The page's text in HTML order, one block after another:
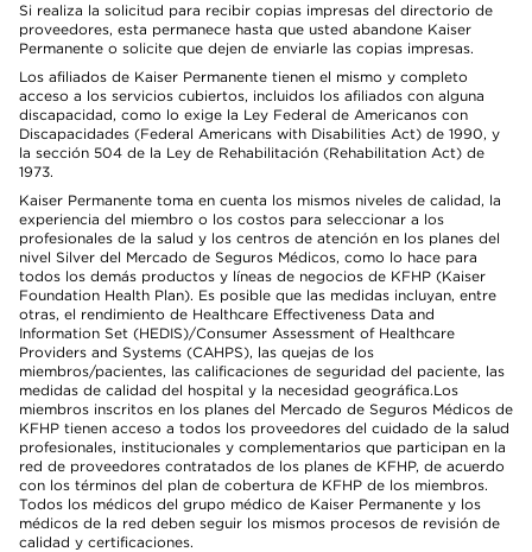
Si realiza la solicitud para recibir copias impresas del directorio de
proveedores, esta permanece hasta que usted abandone Kaiser
Permanente o solicite que dejen de enviarle las copias impresas.
Los afiliados de Kaiser Permanente tienen el mismo y completo
acceso a los servicios cubiertos, incluidos los afiliados con alguna
discapacidad, como lo exige la Ley Federal de Americanos con
Discapacidades (Federal Americans with Disabilities Act) de 1990, y
la sección 504 de la Ley de Rehabilitación (Rehabilitation Act) de
1973.
Kaiser Permanente toma en cuenta los mismos niveles de calidad, la
experiencia del miembro o los costos para seleccionar a los
profesionales de la salud y los centros de atención en los planes del
nivel Silver del Mercado de Seguros Médicos, como lo hace para
todos los demás productos y líneas de negocios de KFHP (Kaiser
Foundation Health Plan). Es posible que las medidas incluyan, entre
otras, el rendimiento de Healthcare Effectiveness Data and
Information Set (HEDIS)/Consumer Assessment of Healthcare
Providers and Systems (CAHPS), las quejas de los
miembros/pacientes, las calificaciones de seguridad del paciente, las
medidas de calidad del hospital y la necesidad geográfica.Los
miembros inscritos en los planes del Mercado de Seguros Médicos de
KFHP tienen acceso a todos los proveedores del cuidado de la salud
profesionales, institucionales y complementarios que participan en la
red de proveedores contratados de los planes de KFHP, de acuerdo
con los términos del plan de cobertura de KFHP de los miembros.
Todos los médicos del grupo médico de Kaiser Permanente y los
médicos de la red deben seguir los mismos procesos de revisión de
calidad y certificaciones.